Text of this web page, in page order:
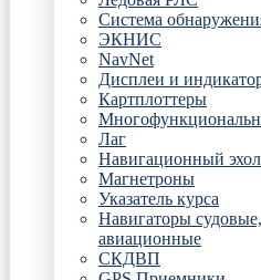
Система
ЭКНИС
NavNet
Дисплеи и
Картплоттеры
Лаг
Навигационный
Магнетроны
Указатель курса
Навигаторы
авиационные
СКДВП